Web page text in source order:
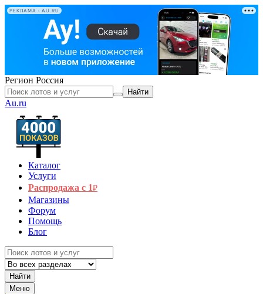
РЕКЛАМА • AU.RU
Регион Россия
Найти
Au.ru
Каталог
Услуги
Распродажа с 1₽
Магазины
Форум
Помощь
Блог
Найти
Меню